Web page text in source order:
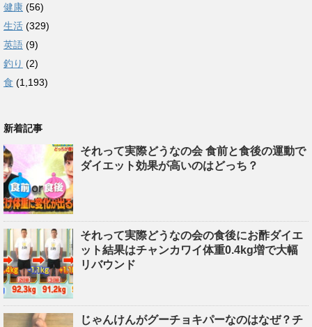
健康 (56)
生活 (329)
英語 (9)
釣り (2)
食 (1,193)
新着記事
それって実際どうなの会 食前と食後の運動で
ダイエット効果が高いのはどっち？
それって実際どうなの会の食後にお酢ダイエ
ット結果はチャンカワイ体重0.4kg増で大幅
リバウンド
じゃんけんがグーチョキパーなのはなぜ？チ